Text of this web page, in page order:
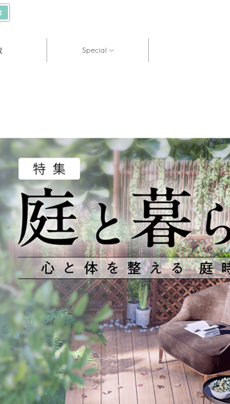
Special